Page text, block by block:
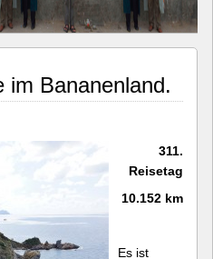
im Bananenland.
311.
Reisetag
10.152 km
Es ist